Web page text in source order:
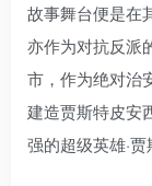
故事舞台便是在
亦作为对抗反派
市，作为绝对治
建造贾斯特皮安
强的超级英雄·贾